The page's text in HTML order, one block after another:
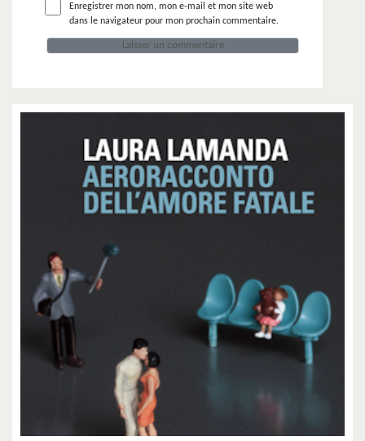
Enregistrer mon nom, mon e-mail et mon site web
dans le navigateur pour mon prochain commentaire.